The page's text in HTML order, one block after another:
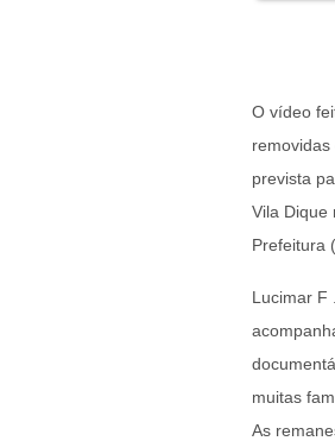
O vídeo
prevista
Vila Dique
Prefeitura
Lucimar F
muitas
As